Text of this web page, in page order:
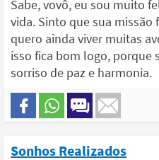
Sabe, vovô, eu sou muito
vida. Sinto que sua
quero ainda viver muitas
isso fica bom logo, porque
sorriso de paz e harmonia.
Sonhos Realizados